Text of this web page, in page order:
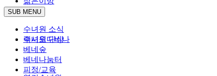
렉시오디비나
SUB MENU
수녀원 소식
수녀원 단상
베네숲
베네나눔터
피정/교육